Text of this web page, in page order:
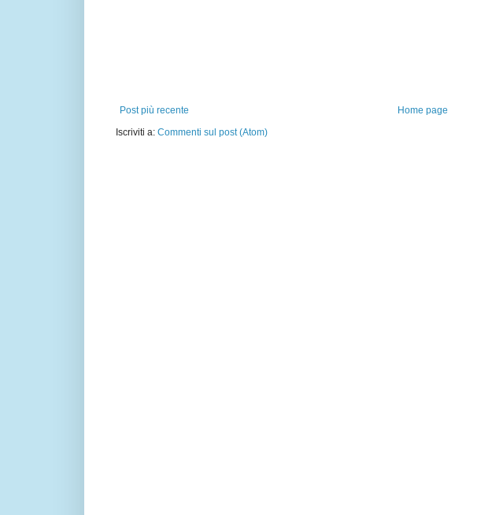
Post più recente
Home page
Iscriviti a: Commenti sul post (Atom)